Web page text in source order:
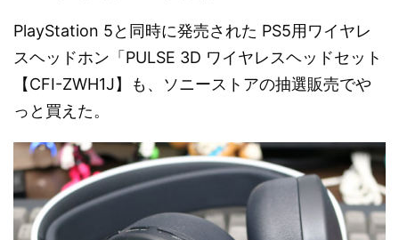
PlayStation 5と同時に発売された PS5用ワイヤレ
スヘッドホン「PULSE 3D ワイヤレスヘッドセット
【CFI-ZWH1J】も、ソニーストアの抽選販売でや
っと買えた。